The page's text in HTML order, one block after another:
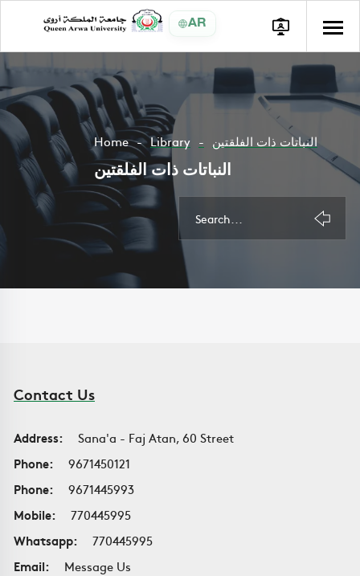
AR
Home Library النباتات ذات الفلقتين
النباتات ذات الفلقتين
Contact Us
Address:
Sana'a - Faj Atan, 60 Street
Phone:
9671450121
Phone:
9671445993
Mobile:
770445995
Whatsapp:
770445995
Email:
Message Us